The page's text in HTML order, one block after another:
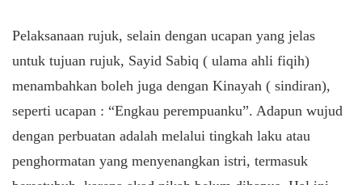
Pelaksanaan rujuk, selain dengan ucapan yang jelas
untuk tujuan rujuk, Sayid Sabiq ( ulama ahli fiqih)
menambahkan boleh juga dengan Kinayah ( sindiran),
seperti ucapan : “Engkau perempuanku”. Adapun wujud
dengan perbuatan adalah melalui tingkah laku atau
penghormatan yang menyenangkan istri, termasuk